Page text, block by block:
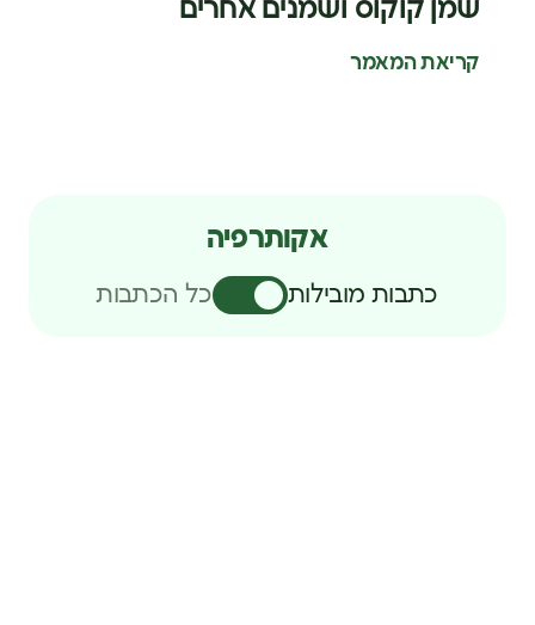
שמן קוקוס ושמנים אחרים
קריאת המאמר
אקותרפיה
כתבות מובילות כל הכתבות